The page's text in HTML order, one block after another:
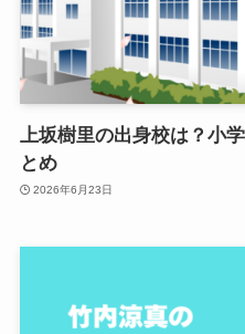
上坂樹里の出身校は？小
とめ
2026年6月23日